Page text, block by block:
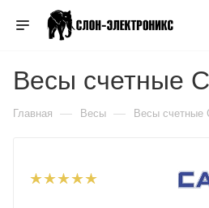
Весы счетные
Главная — Весы — Весы счетные